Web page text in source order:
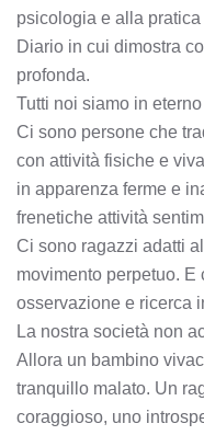
psicologia e alla
Diario in cui dimostra
profonda.
Tutti noi siamo in
Ci sono persone che
con attività fisiche e
in apparenza ferme e
frenetiche attività
Ci sono ragazzi adatti
movimento perpetuo. E
osservazione e ricerca
La nostra società non
Allora un bambino
tranquillo malato. Un
coraggioso, uno